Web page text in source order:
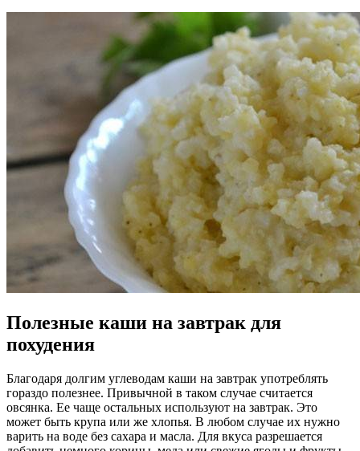
Полезные каши на завтрак для
похудения
Благодаря долгим углеводам каши на завтрак употреблять
гораздо полезнее. Привычной в таком случае считается
овсянка. Ее чаще остальных используют на завтрак. Это
может быть крупа или же хлопья. В любом случае их нужно
варить на воде без сахара и масла. Для вкуса разрешается